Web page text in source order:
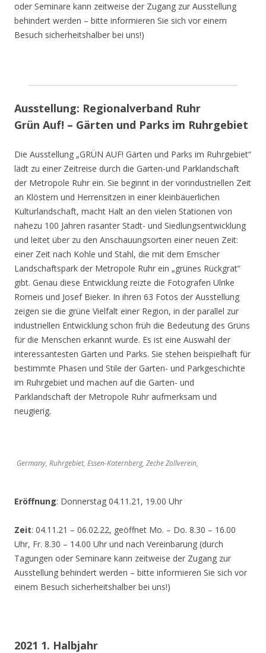
oder Seminare kann zeitweise der Zugang zur Ausstellung
behindert werden – bitte informieren Sie sich vor einem
Besuch sicherheitshalber bei uns!)
Ausstellung: Regionalverband Ruhr
Grün Auf! – Gärten und Parks im Ruhrgebiet
Die Ausstellung „GRÜN AUF! Gärten und Parks im Ruhrgebiet“
lädt zu einer Zeitreise durch die Garten-und Parklandschaft
der Metropole Ruhr ein. Sie beginnt in der vorindustriellen Zeit
an Klöstern und Herrensitzen in einer kleinbäuerlichen
Kulturlandschaft, macht Halt an den vielen Stationen von
nahezu 100 Jahren rasanter Stadt- und Siedlungsentwicklung
und leitet über zu den Anschauungsorten einer neuen Zeit:
einer Zeit nach Kohle und Stahl, die mit dem Emscher
Landschaftspark der Metropole Ruhr ein „grünes Rückgrat“
gibt. Genau diese Entwicklung reizte die Fotografen Ulrike
Romeis und Josef Bieker. In ihren 63 Fotos der Ausstellung
zeigen sie die grüne Vielfalt einer Region, in der parallel zur
industriellen Entwicklung schon früh die Bedeutung des Grüns
für die Menschen erkannt wurde. Es ist eine Auswahl der
interessantesten Gärten und Parks. Sie stehen beispielhaft für
bestimmte Phasen und Stile der Garten- und Parkgeschichte
im Ruhrgebiet und machen auf die Garten- und
Parklandschaft der Metropole Ruhr aufmerksam und
neugierig.
Germany, Ruhrgebiet, Essen-Katernberg, Zeche Zollverein,
Eröffnung: Donnerstag 04.11.21, 19.00 Uhr
Zeit: 04.11.21 – 06.02.22, geöffnet Mo. – Do. 8.30 – 16.00
Uhr, Fr. 8.30 – 14.00 Uhr und nach Vereinbarung (durch
Tagungen oder Seminare kann zeitweise der Zugang zur
Ausstellung behindert werden – bitte informieren Sie sich vor
einem Besuch sicherheitshalber bei uns!)
2021 1. Halbjahr